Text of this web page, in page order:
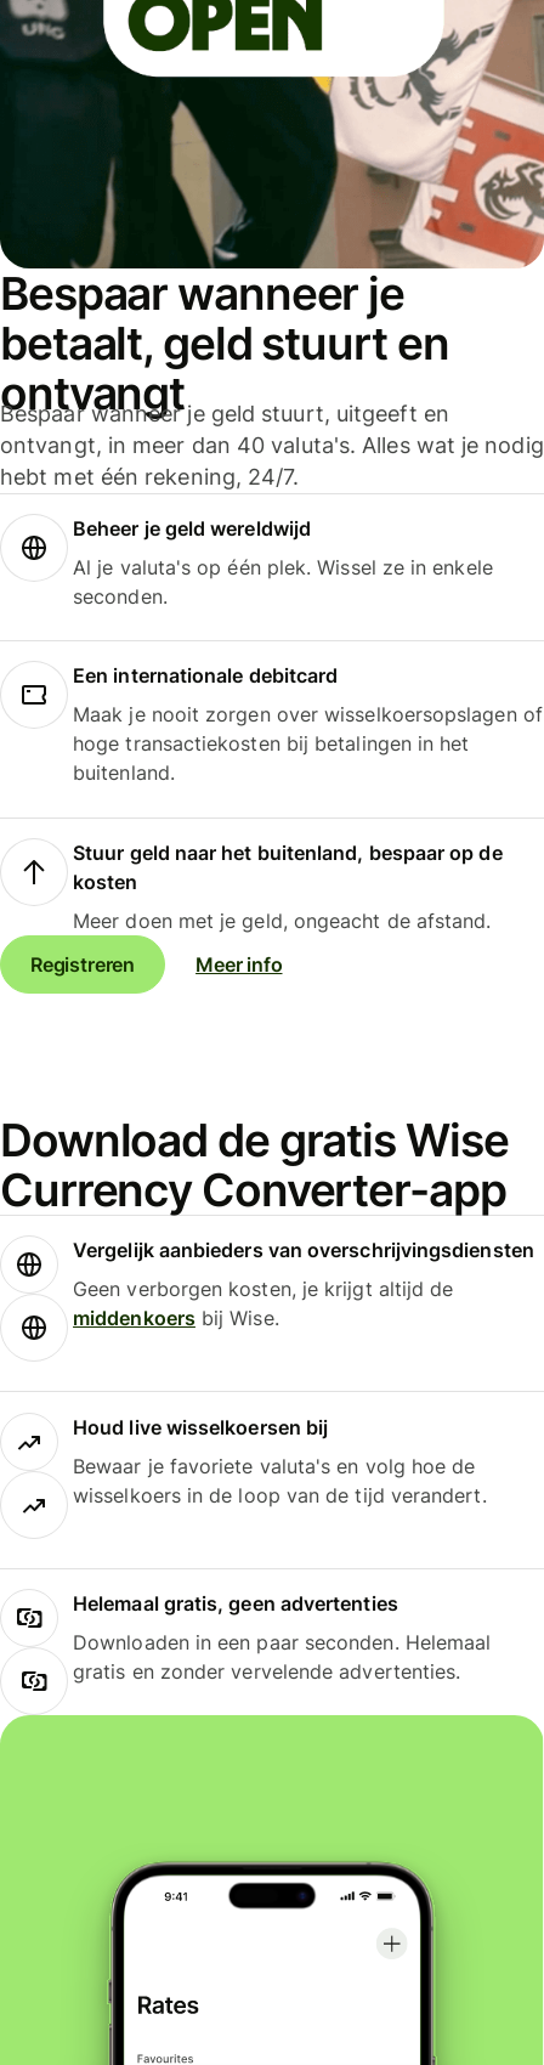
Bespaar wanneer je
betaalt, geld stuurt en
ontvangt
Bespaar wanneer je geld stuurt, uitgeeft en
ontvangt, in meer dan 40 valuta's. Alles wat je nodig
hebt met één rekening, 24/7.
Beheer je geld wereldwijd
Al je valuta's op één plek. Wissel ze in enkele
seconden.
Een internationale debitcard
Maak je nooit zorgen over wisselkoersopslagen of
hoge transactiekosten bij betalingen in het
buitenland.
Stuur geld naar het buitenland, bespaar op de
kosten
Meer doen met je geld, ongeacht de afstand.
Registreren
Meer info
Download de gratis Wise
Currency Converter-app
Vergelijk aanbieders van overschrijvingsdiensten
Geen verborgen kosten, je krijgt altijd de
middenkoersbij Wise.
Houd live wisselkoersen bij
Bewaar je favoriete valuta's en volg hoe de
wisselkoers in de loop van de tijd verandert.
Helemaal gratis, geen advertenties
Downloaden in een paar seconden. Helemaal
gratis en zonder vervelende advertenties.